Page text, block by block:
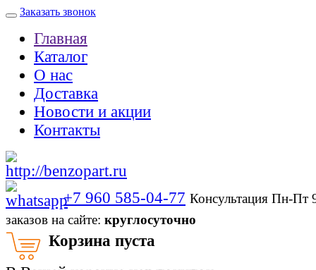
Заказать звонок
Главная
Каталог
О нас
Доставка
Новости и акции
Контакты
+7 960 585-04-77 Консультация Пн-
заказов на сайте: круглосуточно
Корзина пуста